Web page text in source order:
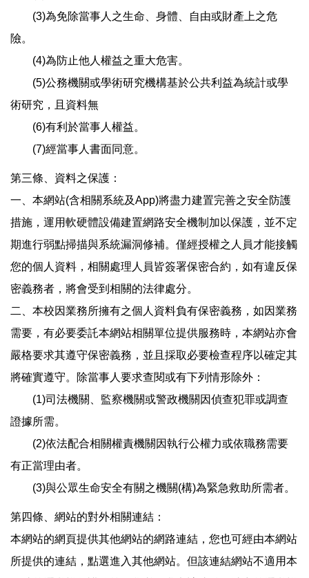
(3)為免除當事人之生命、身體、自由或財產上之危
險。
(4)為防止他人權益之重大危害。
(5)公務機關或學術研究機構基於公共利益為統計或學
術研究，且資料無
(6)有利於當事人權益。
(7)經當事人書面同意。
第三條、資料之保護：
一、本網站(含相關系統及App)將盡力建置完善之安全防護
措施，運用軟硬體設備建置網路安全機制加以保護，並不定
期進行弱點掃描與系統漏洞修補。僅經授權之人員才能接觸
您的個人資料，相關處理人員皆簽署保密合約，如有違反保
密義務者，將會受到相關的法律處分。
二、本校因業務所擁有之個人資料負有保密義務，如因業務
需要，有必要委託本網站相關單位提供服務時，本網站亦會
嚴格要求其遵守保密義務，並且採取必要檢查程序以確定其
將確實遵守。除當事人要求查閱或有下列情形除外：
(1)司法機關、監察機關或警政機關因偵查犯罪或調查
證據所需。
(2)依法配合相關權責機關因執行公權力或依職務需要
有正當理由者。
(3)與公眾生命安全有關之機關(構)為緊急救助所需者。
第四條、網站的對外相關連結：
本網站的網頁提供其他網站的網路連結，您也可經由本網站
所提供的連結，點選進入其他網站。但該連結網站不適用本